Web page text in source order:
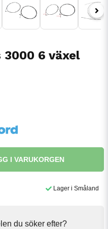
3000 6 växel
I VARUKORGEN
Lager i Småland
du söker efter?